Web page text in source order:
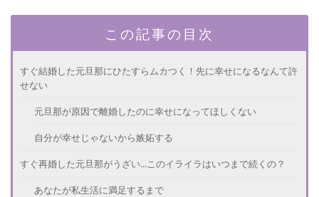
この記事の目次
すぐ結婚した元旦那にひたすらムカつく！先に幸せになるなんて許
せない
元旦那が原因で離婚したのに幸せになってほしくない
自分が幸せじゃないから嫉妬する
すぐ再婚した元旦那がうざい...このイライラはいつまで続くの？
あなたが私生活に満足するまで